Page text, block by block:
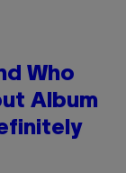
Who
Album